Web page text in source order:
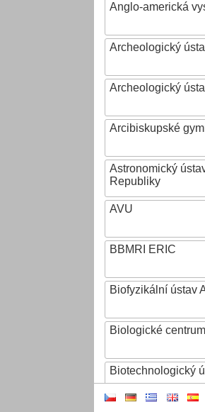
Anglo-americká
Archeologický
Archeologický
Arcibiskupské
Astronomický
Republiky
AVU
BBMRI ERIC
Biofyzikální ústav
Biologické
Biotechnologický